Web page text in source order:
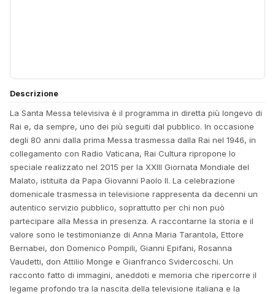
Descrizione
La Santa Messa televisiva è il programma in diretta più longevo di
Rai e, da sempre, uno dei più seguiti dal pubblico. In occasione
degli 80 anni dalla prima Messa trasmessa dalla Rai nel 1946, in
collegamento con Radio Vaticana, Rai Cultura ripropone lo
speciale realizzato nel 2015 per la XXIII Giornata Mondiale del
Malato, istituita da Papa Giovanni Paolo II. La celebrazione
domenicale trasmessa in televisione rappresenta da decenni un
autentico servizio pubblico, soprattutto per chi non può
partecipare alla Messa in presenza. A raccontarne la storia e il
valore sono le testimonianze di Anna Maria Tarantola, Ettore
Bernabei, don Domenico Pompili, Gianni Epifani, Rosanna
Vaudetti, don Attilio Monge e Gianfranco Svidercoschi. Un
racconto fatto di immagini, aneddoti e memoria che ripercorre il
legame profondo tra la nascita della televisione italiana e la